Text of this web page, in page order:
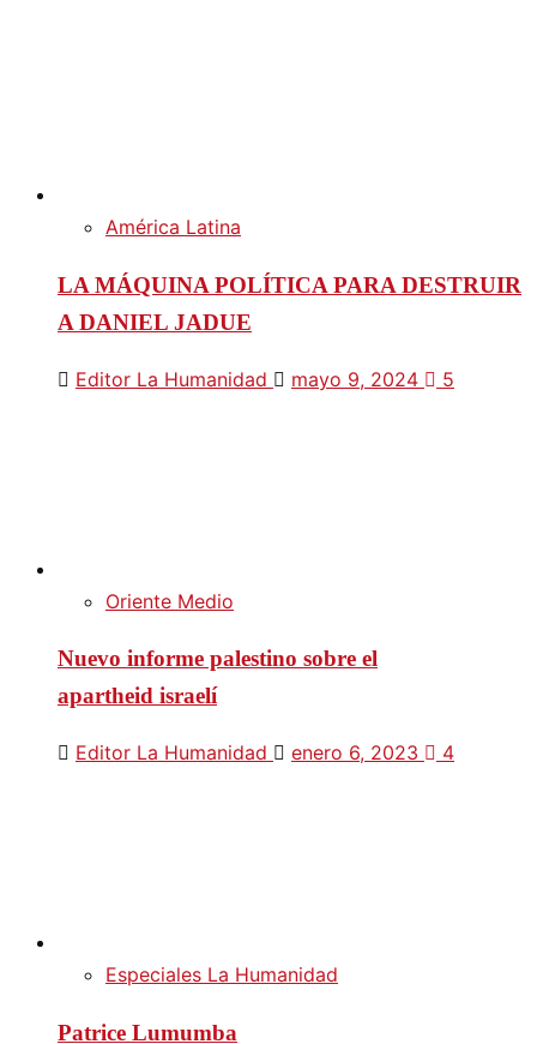
América Latina
LA MÁQUINA POLÍTICA PARA DESTRUIR
A DANIEL JADUE
Editor La Humanidad mayo 9, 2024 5
Oriente Medio
Nuevo informe palestino sobre el
apartheid israelí
Editor La Humanidad enero 6, 2023 4
Especiales La Humanidad
Patrice Lumumba